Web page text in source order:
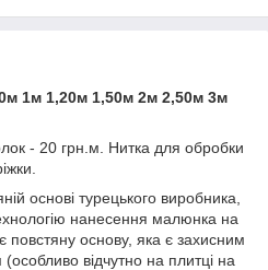
1м 1,20м 1,50м 2м 2,50м 3м
- 20 грн.м. Нитка для обробки
основі турецького виробника,
нанесення малюнка на
повстяну основу, яка є захисним
відчутно на плитці на